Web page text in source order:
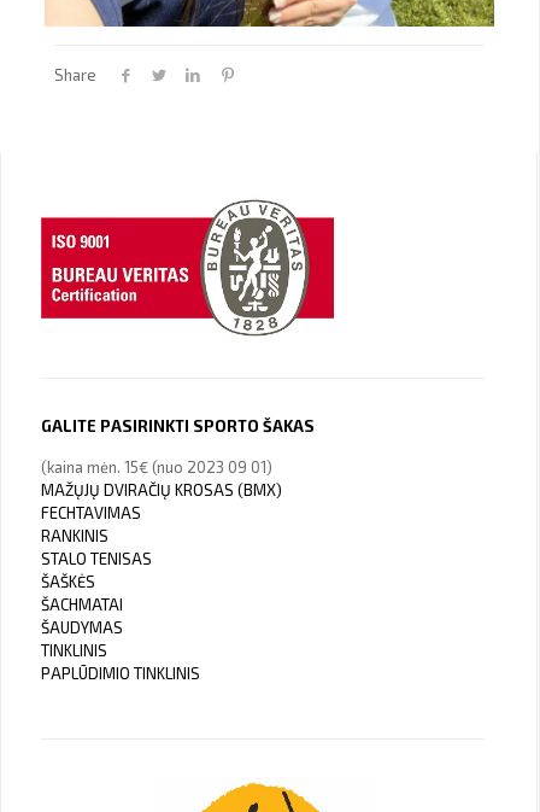
Share
GALITE PASIRINKTI SPORTO ŠAKAS
(kaina mėn. 15€ (nuo 2023 09 01)
MAŽŲJŲ DVIRAČIŲ KROSAS (BMX)
FECHTAVIMAS
RANKINIS
STALO TENISAS
ŠAŠKĖS
ŠACHMATAI
ŠAUDYMAS
TINKLINIS
PAPLŪDIMIO TINKLINIS